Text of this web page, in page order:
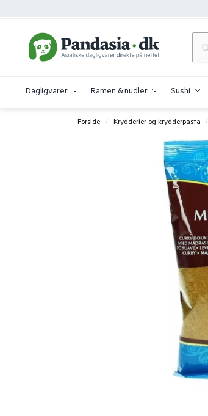
Dagligvarer Ramen & nudler Sushi
Forside / Krydderier og krydderpasta /